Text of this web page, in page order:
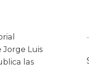
Luis
las